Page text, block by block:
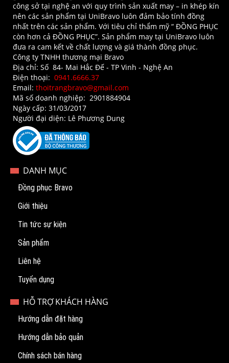
công sở tại nghệ an với quy trình sản xuất may – in khép kín
nên các sản phẩm tại UniBravo luôn đảm bảo tính đồng
nhất trên các sản phẩm. Với tiêu chỉ thẩm mỹ “ ĐỒNG PHỤC
còn hơn cả ĐỒNG PHỤC”. Sản phẩm may tại UniBravo luôn
đưa ra cam kết về chất lượng và giá thành đồng phục.
Công ty TNHH thương mại Bravo
Địa chỉ: Số 84- Mai Hắc Đế - TP Vinh - Nghệ An​
Điện thoại: 0941.6666.37
Email: thoitrangbravo@gmail.com
Mã số doanh nghiệp: 2901884904
Ngày cấp: 31/03/2017
Người đại diện: Lê Phương Dung
DANH MỤC
Đồng phục Bravo
Giới thiệu
Tin tức sự kiện
Sản phẩm
Liên hệ
Tuyển dụng
HỖ TRỢ KHÁCH HÀNG
Hướng dẫn đặt hàng
Hướng dẫn bảo quản
Chính sách bán hàng